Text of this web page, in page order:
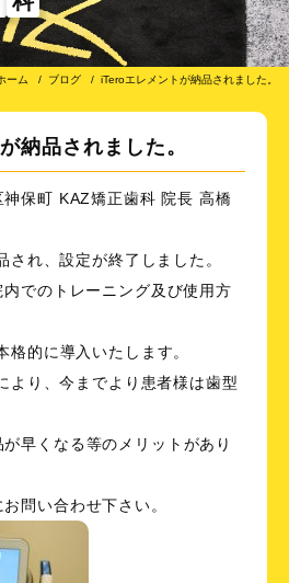
ーム ブログ iTeroエレメントが納品されました。
納品されました。
神保町 KAZ矯正歯科 院長 高橋
され、設定が終了しました。
でのトレーニング及び使用方
的に導入いたします。
より、今までより患者様は歯型
早くなる等のメリットがあり
問い合わせ下さい。